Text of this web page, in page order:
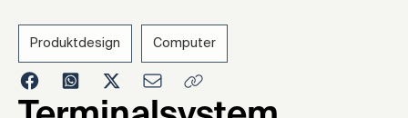
Produktdesign Computer